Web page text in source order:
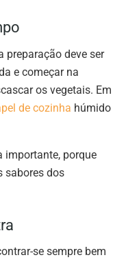
preparação deve ser
e começar na
os vegetais. Em
de cozinha húmido
importante, porque
sabores dos
se sempre bem